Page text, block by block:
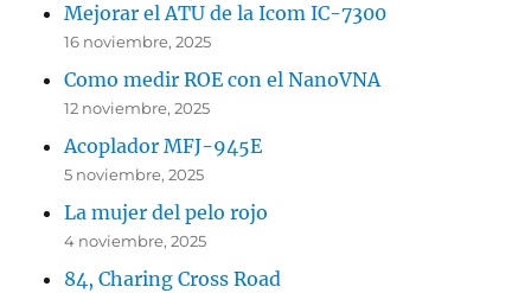
Mejorar el ATU de la Icom IC-7300
16 noviembre, 2025
Como medir ROE con el NanoVNA
12 noviembre, 2025
Acoplador MFJ-945E
5 noviembre, 2025
La mujer del pelo rojo
4 noviembre, 2025
84, Charing Cross Road